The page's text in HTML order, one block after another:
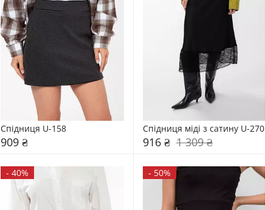
Спідниця U-158
909 ₴
Спідниця міді з сатину U-270
916 ₴ 1 309 ₴
-40% - 50%